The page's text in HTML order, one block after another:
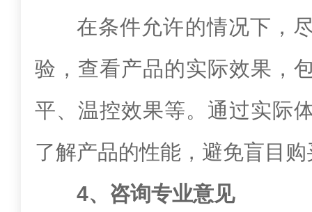
在条件允许的情况下，
验，查看产品的实际效果，
平、温控效果等。通过实际
了解产品的性能，避免盲目购
4、咨询专业意见